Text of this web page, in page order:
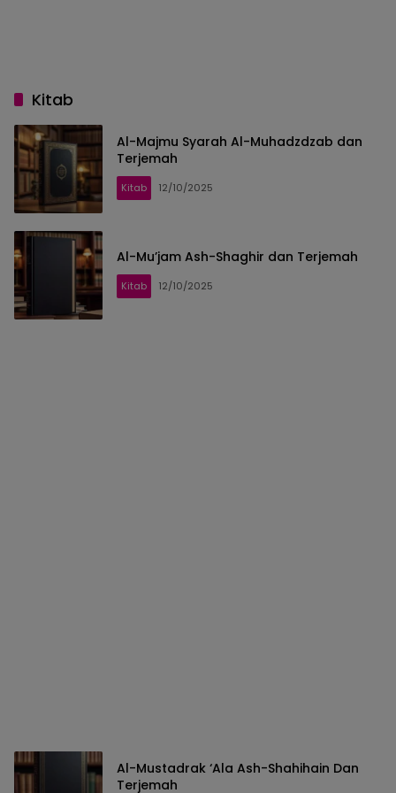
Kitab
Al-Majmu Syarah Al-Muhadzdzab dan
Terjemah
Kitab 12/10/2025
Al-Mu’jam Ash-Shaghir dan Terjemah
Kitab 12/10/2025
Al-Mustadrak ‘Ala Ash-Shahihain Dan
Terjemah